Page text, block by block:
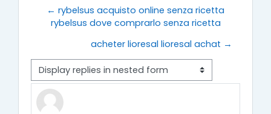
← rybelsus acquisto online senza ricetta
rybelsus dove comprarlo senza ricetta
acheter lioresal lioresal achat →
Display mode